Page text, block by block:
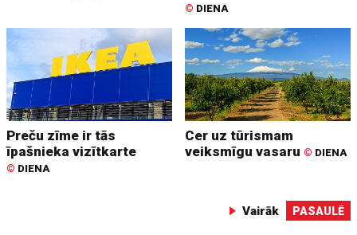
© DIENA
Preču zīme ir tās
īpašnieka vizītkarte
© DIENA
Cer uz tūrismam
veiksmīgu vasaru © DIENA
Vairāk PASAULĒ